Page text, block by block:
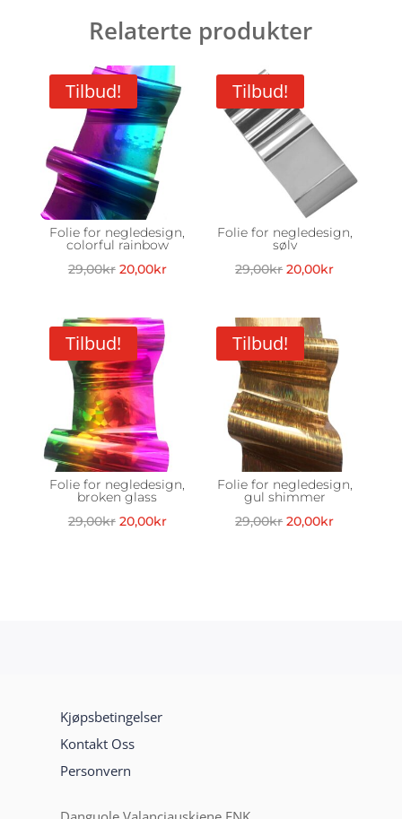
Relaterte produkter
Tilbud!
Folie for negledesign,
colorful rainbow
29,00kr Opprinnelig
var:
29,00kr.
20,00krNåværende
Tilbud!
Folie for negledesign,
sølv
29,00kr Opprinnelig
var:
29,00kr.
20,00kr
20,00kr.
Tilbud!
Folie for negledesign,
broken glass
29,00kr Opprinnelig
20,00krNåværende
Tilbud!
Folie for negledesign,
gul shimmer
29,00kr Opprinnelig
20,00kr
Kjøpsbetingelser
Kontakt Oss
Personvern